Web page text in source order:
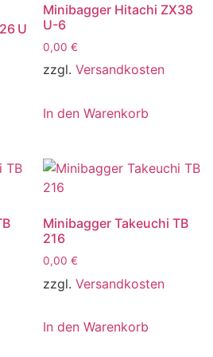
U
Minibagger Hitachi ZX38
U-6
0,00 €
zzgl. Versandkosten
In den Warenkorb
Minibagger Takeuchi TB
216
0,00 €
zzgl. Versandkosten
In den Warenkorb